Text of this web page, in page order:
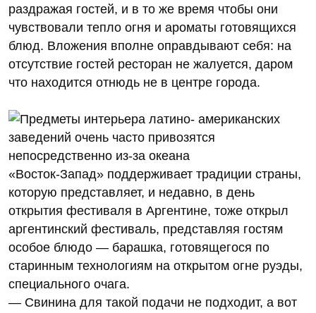
раздражая гостей, и в то же время чтобы они
чувствовали тепло огня и ароматы готовящихся
блюд. Вложения вполне оправдывают себя: на
отсутствие гостей ресторан не жалуется, даром
что находится отнюдь не в центре города.
«Восток-Запад» поддерживает традиции страны,
которую представляет, и недавно, в день
открытия фестиваля в Аргентине, тоже открыл
аргентинский фестиваль, представляя гостям
особое блюдо — барашка, готовящегося по
старинным технологиям на открытом огне руэды,
специального очага.
— Свинина для такой подачи не подходит, а вот